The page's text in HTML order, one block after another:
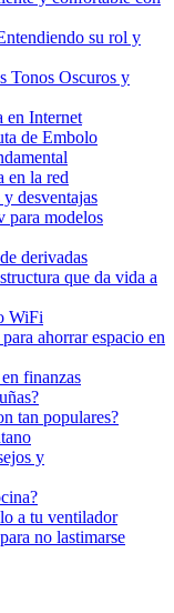
su rol y
Tonos Oscuros y
en Internet
de Embolo
en la red
desventajas
para modelos
derivadas
que da vida a
WiFi
ahorrar espacio en
finanzas
tan populares?
y
a tu ventilador
no lastimarse